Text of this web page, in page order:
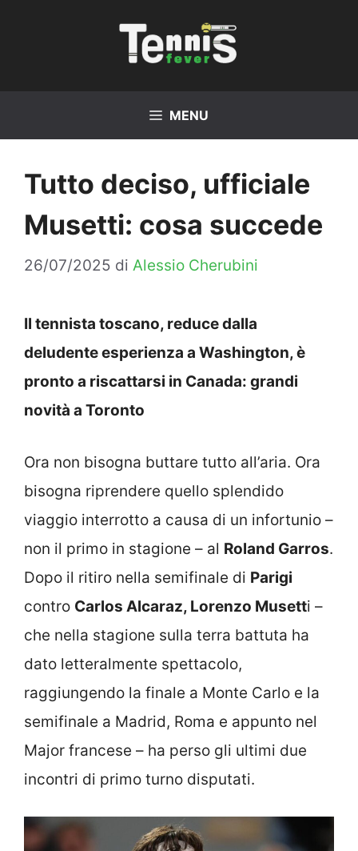
MENU
Tutto deciso, ufficiale
Musetti: cosa succede
26/07/2025 di Alessio Cherubini
Il tennista toscano, reduce dalla
deludente esperienza a Washington, è
pronto a riscattarsi in Canada: grandi
novità a Toronto
Ora non bisogna buttare tutto all’aria. Ora
bisogna riprendere quello splendido
viaggio interrotto a causa di un infortunio –
non il primo in stagione – al Roland Garros.
Dopo il ritiro nella semifinale di Parigi
contro Carlos Alcaraz, Lorenzo Musetti –
che nella stagione sulla terra battuta ha
dato letteralmente spettacolo,
raggiungendo la finale a Monte Carlo e la
semifinale a Madrid, Roma e appunto nel
Major francese – ha perso gli ultimi due
incontri di primo turno disputati.